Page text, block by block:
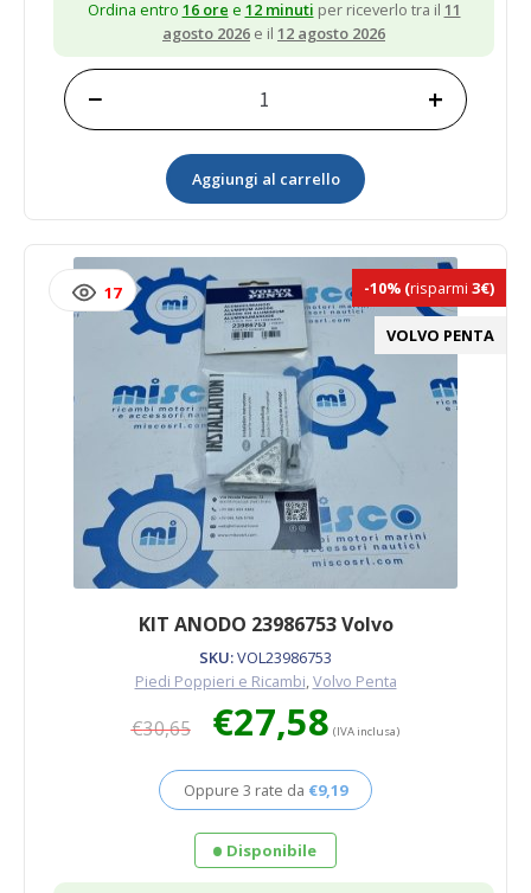
Ordina entro 16 ore e 12 minuti per riceverlo tra il 11
agosto 2026 e il 12 agosto 2026
Prodotto
quantità
− +
Aggiungi al carrello
VOLVO PENTA
-10% (risparmi 3€)
KIT ANODO 23986753 Volvo
SKU:VOL23986753
Piedi Poppieri e Ricambi,Volvo Penta
€30,65
prezzo
era:
€30,65.
€27,58 prezzo
è:
€27,58.
(IVA inclusa)
Oppure 3 rate da €9,19
17
Disponibile